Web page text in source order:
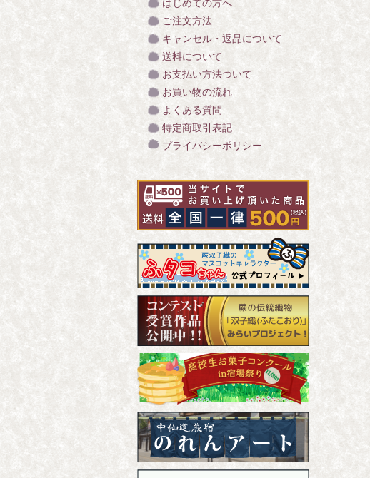
はじめての方へ
ご注文方法
キャンセル・返品について
送料について
お支払い方法ついて
お買い物の流れ
よくある質問
特定商取引表記
プライバシーポリシー